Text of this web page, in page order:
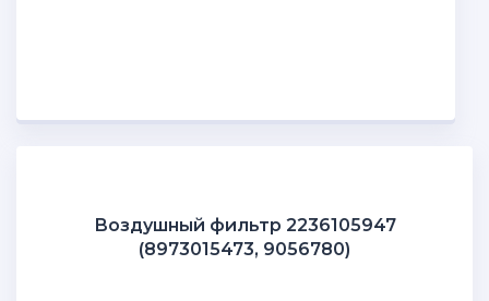
Воздушный фильтр 2236105947
(8973015473, 9056780)